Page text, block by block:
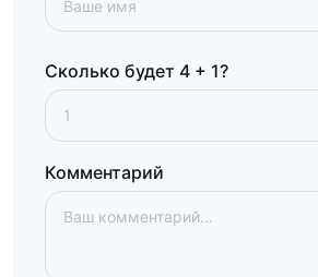
Сколько будет 4 + 1?
Комментарий